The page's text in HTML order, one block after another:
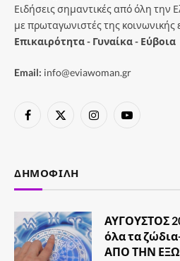
Ειδήσεις σημαντικές από όλη την
με πρωταγωνιστές της κοινωνικής
Επικαιρότητα - Γυναίκα - Εύβοια
Email: info@eviawoman.gr
Facebook
X
InstagramYouTube
ΔΗΜΟΦΙΛΉ
ΑΥΓΟΥΣΤΟΣ
όλα τα
ΑΠΟ ΤΗΝ